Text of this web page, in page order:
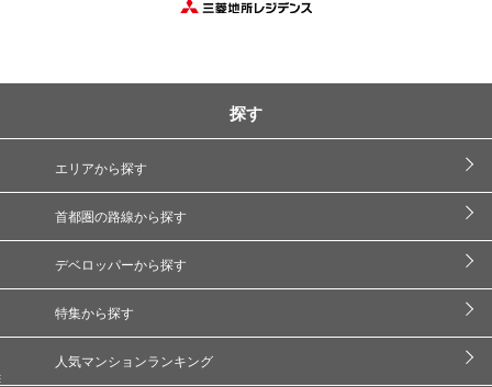
探す
エリアから探す
首都圏の路線から探す
デベロッパーから探す
特集から探す
人気マンションランキング